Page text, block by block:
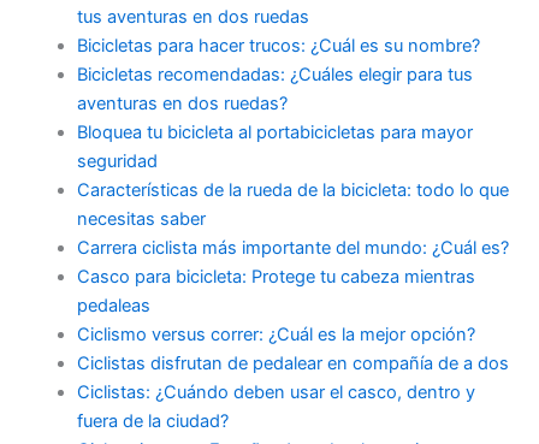
tus aventuras en dos ruedas
Bicicletas para hacer trucos: ¿Cuál es su nombre?
Bicicletas recomendadas: ¿Cuáles elegir para tus
aventuras en dos ruedas?
Bloquea tu bicicleta al portabicicletas para mayor
seguridad
Características de la rueda de la bicicleta: todo lo que
necesitas saber
Carrera ciclista más importante del mundo: ¿Cuál es?
Casco para bicicleta: Protege tu cabeza mientras
pedaleas
Ciclismo versus correr: ¿Cuál es la mejor opción?
Ciclistas disfrutan de pedalear en compañía de a dos
Ciclistas: ¿Cuándo deben usar el casco, dentro y
fuera de la ciudad?